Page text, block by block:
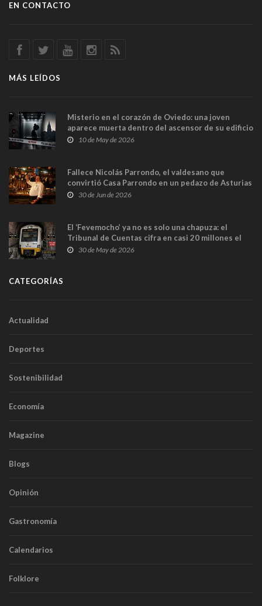
EN CONTACTO
MÁS LEÍDOS
Misterio en el corazón de Oviedo: una joven
aparece muerta dentro del ascensor de su edificio
y las cámaras captan sus últimos minutos
10 de May de 2026
Fallece Nicolás Parrondo, el valdesano que
convirtió Casa Parrondo en un pedazo de Asturias
en Madrid
30 de Jun de 2026
El ‘Fevemocho’ ya no es solo una chapuza: el
Tribunal de Cuentas cifra en casi 20 millones el
sobrecoste de los trenes que no cabían por los
30 de May de 2026
CATEGORÍAS
Actualidad
Deportes
Sostenibilidad
Economía
Magazine
Blogs
Opinión
Gastronomía
Calendarios
Folklore